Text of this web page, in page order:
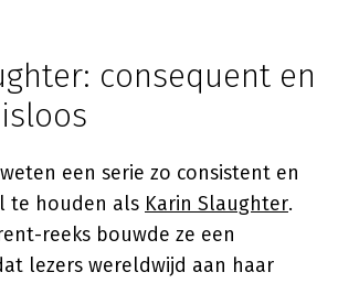
consequent en
een serie zo consistent en
te houden als Karin Slaughter.
reeks bouwde ze een
lezers wereldwijd aan haar